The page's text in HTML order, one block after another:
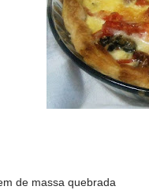
de massa quebrada